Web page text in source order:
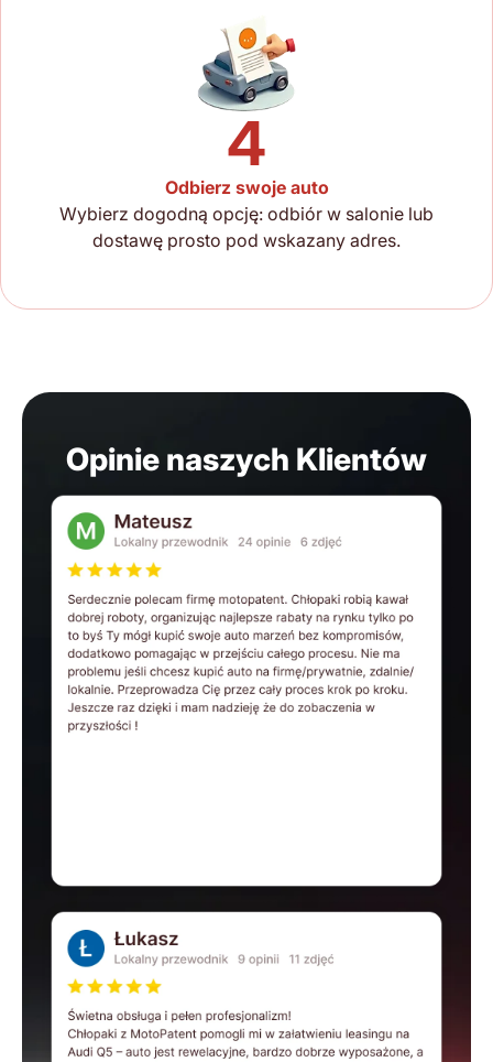
4
Odbierz swoje auto
Wybierz dogodną opcję: odbiór w salonie lub
dostawę prosto pod wskazany adres.
Opinie naszych Klientów